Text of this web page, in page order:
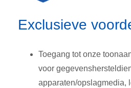
Exclusieve
Toegang tot onze
voor
apparaten/opslagmedia,